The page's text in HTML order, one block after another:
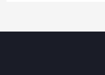
产品列表